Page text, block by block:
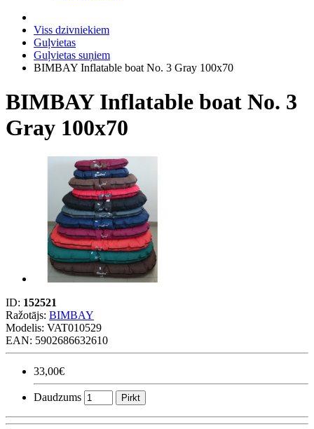
Viss dzivniekiem
Guļvietas
Guļvietas suņiem
BIMBAY Inflatable boat No. 3 Gray 100x70
BIMBAY Inflatable boat No. 3
Gray 100x70
ID: 152521
Ražotājs: BIMBAY
Modelis: VAT010529
EAN: 5902686632610
33,00€
Daudzums Pirkt